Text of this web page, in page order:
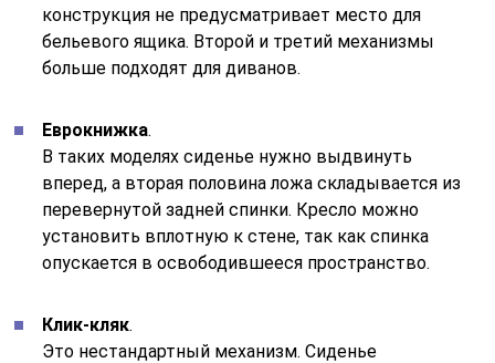
конструкция не предусматривает место для
бельевого ящика. Второй и третий механизмы
больше подходят для диванов.
Еврокнижка.
В таких моделях сиденье нужно выдвинуть
вперед, а вторая половина ложа складывается из
перевернутой задней спинки. Кресло можно
установить вплотную к стене, так как спинка
опускается в освободившееся пространство.
Клик-кляк.
Это нестандартный механизм. Сиденье